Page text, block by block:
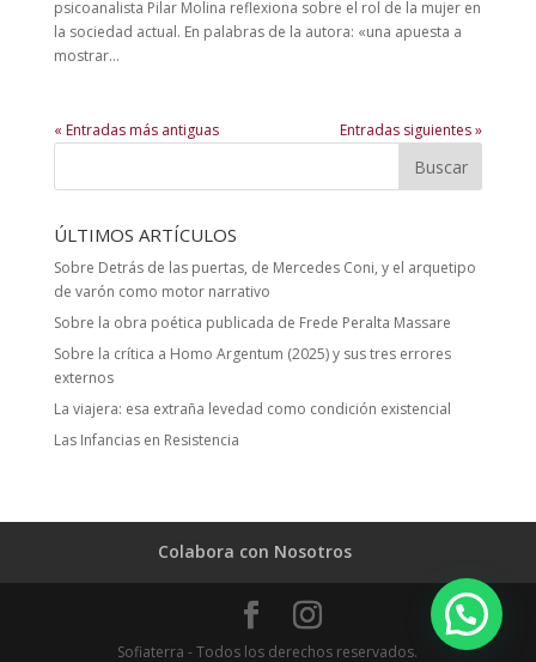
psicoanalista Pilar Molina reflexiona sobre el rol de la mujer en
la sociedad actual. En palabras de la autora: «una apuesta a
mostrar...
« Entradas más antiguas Entradas siguientes »
ÚLTIMOS ARTÍCULOS
Sobre Detrás de las puertas, de Mercedes Coni, y el arquetipo
de varón como motor narrativo
Sobre la obra poética publicada de Frede Peralta Massare
Sobre la crítica a Homo Argentum (2025) y sus tres errores
externos
La viajera: esa extraña levedad como condición existencial
Las Infancias en Resistencia
Colabora con Nosotros
Sofiaterra - Todos los derechos reservados.